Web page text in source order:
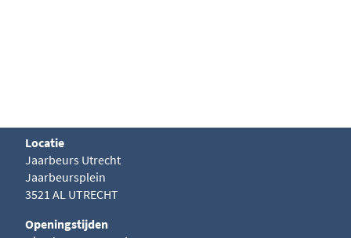
Locatie
Jaarbeurs Utrecht
Jaarbeursplein
3521 AL UTRECHT
Openingstijden